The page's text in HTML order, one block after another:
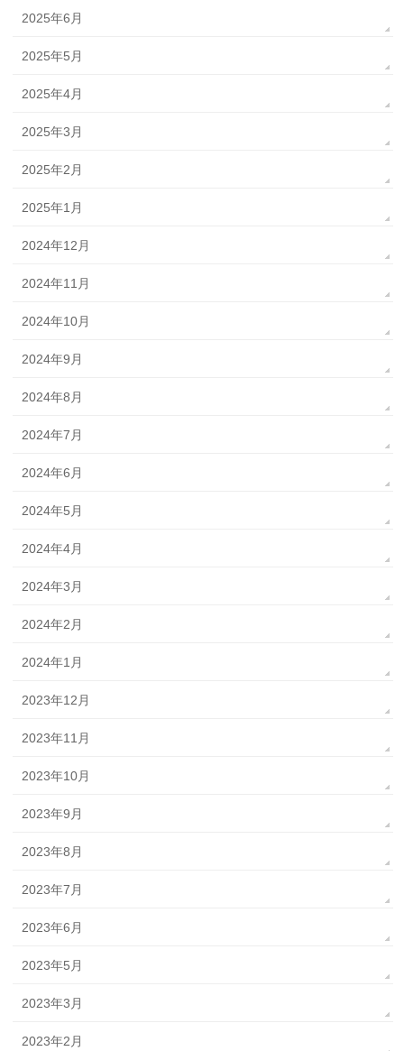
2025年6月
2025年5月
2025年4月
2025年3月
2025年2月
2025年1月
2024年12月
2024年11月
2024年10月
2024年9月
2024年8月
2024年7月
2024年6月
2024年5月
2024年4月
2024年3月
2024年2月
2024年1月
2023年12月
2023年11月
2023年10月
2023年9月
2023年8月
2023年7月
2023年6月
2023年5月
2023年3月
2023年2月